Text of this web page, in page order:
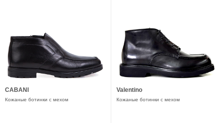
CABANI
Кожаные ботинки с мехом
Valentino
Кожаные ботинки с мехом